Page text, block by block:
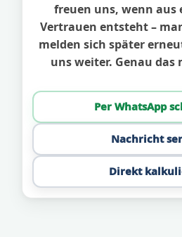
freuen uns, wenn aus
Vertrauen entsteht –
melden sich später
uns weiter. Genau das
Per WhatsApp
Nachricht
Direkt